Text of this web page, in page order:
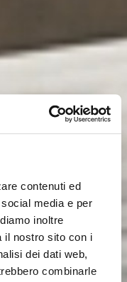
contenuti ed
media e per
inoltre
il nostro sito con i
dei dati web,
combinarle